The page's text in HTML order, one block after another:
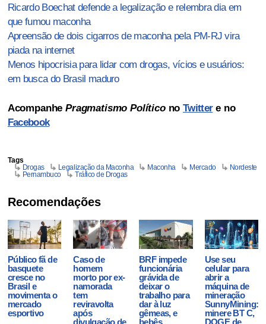
Ricardo Boechat defende a legalização e relembra dia em
que fumou maconha
Apreensão de dois cigarros de maconha pela PM-RJ vira
piada na internet
Menos hipocrisia para lidar com drogas, vícios e usuários:
em busca do Brasil maduro
AcompanhePragmatismo PolíticonoTwittere no
Facebook
Tags
Drogas
Legalização da Maconha Maconha Mercado
Nordeste
Pernambuco
Tráfico de Drogas
Recomendações
Público fã de
basquete
cresce no
Brasil e
movimenta o
mercado
esportivo
Caso de
homem
morto por ex-
namorada
tem
reviravolta
após
BRF impede
funcionária
grávida de
deixar o
trabalho para
dar à luz
gêmeas, e
Use seu
celular para
abrir a
máquina de
mineração
SunnyMining:
minere BT C,